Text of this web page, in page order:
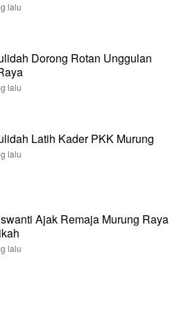
lalu
Dorong Rotan Unggulan
lalu
Latih Kader PKK Murung
lalu
Ajak Remaja Murung Raya
lalu